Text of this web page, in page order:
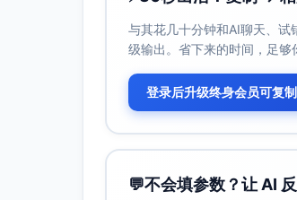
使用专门的任务管理工
分配明确的责任人和
推动销售经理每日更新
瓶颈3:
与其花几十分钟和AI聊天、
级输出。省下来的时间，足够
登录后升级终身会员可复制
💬不会填参数？让 AI